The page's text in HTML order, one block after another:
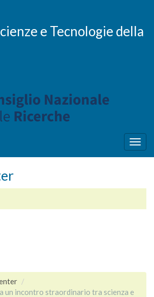
e Tecnologie della
un incontro straordinario tra scienza e